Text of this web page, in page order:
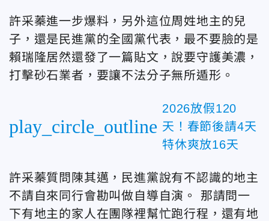
許采蓁進一步爆料，另外這位周姓地主的兒
子，還是民進黨的全國黨代表，最不要臉的是
賴瑞隆居然還發了一篇貼文，說要守護美濃，
打擊砂石業者，要讓不法分子無所遁形。
play_circle_outline
2026放假120
天！春節後請4天
特休爽放16天
許采蓁質問陳其邁，民進黨說有不認識的地主
不請自來同行會勘叫做自導自演。 那請問一
下有地主的家人在團隊裡幫忙跑行程，還有地